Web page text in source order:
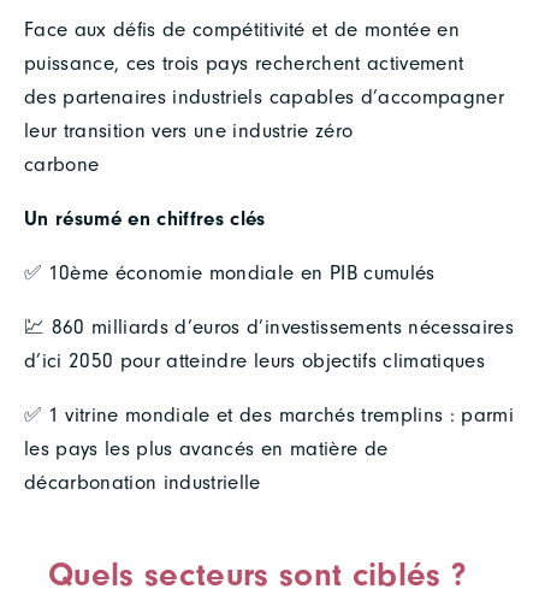
Face aux défis de compétitivité et de montée en
puissance, ces trois pays recherchent activement
des partenaires industriels capables d’accompagner
leur transition vers une industrie zéro
carbone
Un résumé en chiffres clés
✅ 10ème économie mondiale en PIB cumulés
💹 860 milliards d’euros d’investissements nécessaires
d’ici 2050 pour atteindre leurs objectifs climatiques
✅ 1 vitrine mondiale et des marchés tremplins : parmi
les pays les plus avancés en matière de
décarbonation industrielle
Quels secteurs sont ciblés ?